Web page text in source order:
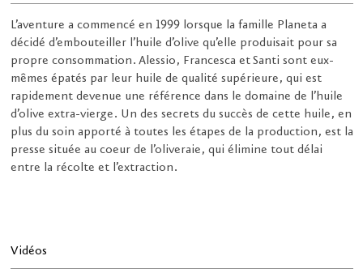
L’aventure a commencé en 1999 lorsque la famille Planeta a
décidé d’embouteiller l’huile d’olive qu’elle produisait pour sa
propre consommation. Alessio, Francesca et Santi sont eux-
mêmes épatés par leur huile de qualité supérieure, qui est
rapidement devenue une référence dans le domaine de l’huile
d’olive extra-vierge. Un des secrets du succès de cette huile, en
plus du soin apporté à toutes les étapes de la production, est la
presse située au coeur de l’oliveraie, qui élimine tout délai
entre la récolte et l’extraction.
Vidéos